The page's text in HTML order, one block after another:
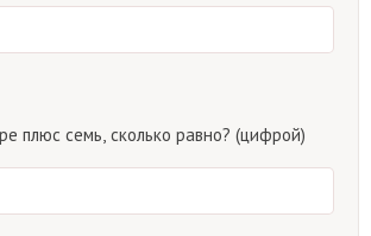
плюс семь, сколько равно? (цифрой)